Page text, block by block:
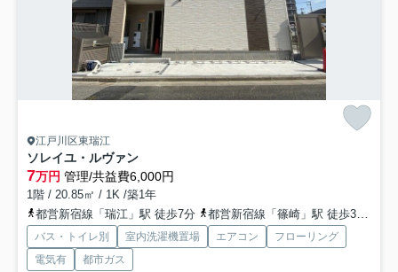
江戸川区東瑞江
ソレイユ・ルヴァン
7万円 管理/共益費6,000円
1階 / 20.85㎡ / 1K /築1年
都営新宿線「瑞江」駅 徒歩7分
都営新宿線「篠崎」駅 徒歩30分
バス・トイレ別 室内洗濯機置場 エアコン
フローリング
電気有
都市ガス